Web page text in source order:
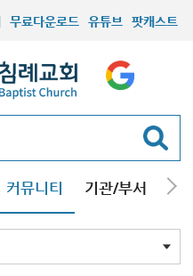
무료다운로드 유튜브 팟캐스트
커뮤니티 기관/부서 선